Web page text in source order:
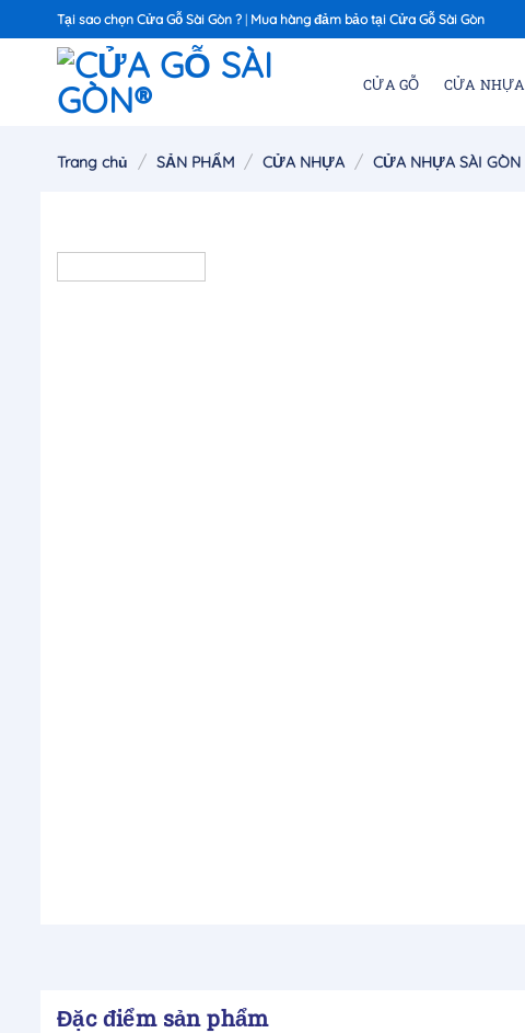
Chuyển
đến
Tại sao chọn Cửa Gỗ Sài Gòn ? | Mua hàng đảm bảo tại Cửa Gỗ Sài Gòn
CỬA GỖ CỬA NHỰA
Trang chủ / SẢN PHẨM / CỬA NHỰA / CỬA NHỰA SÀI GÒN
Đặc điểm sản phẩm